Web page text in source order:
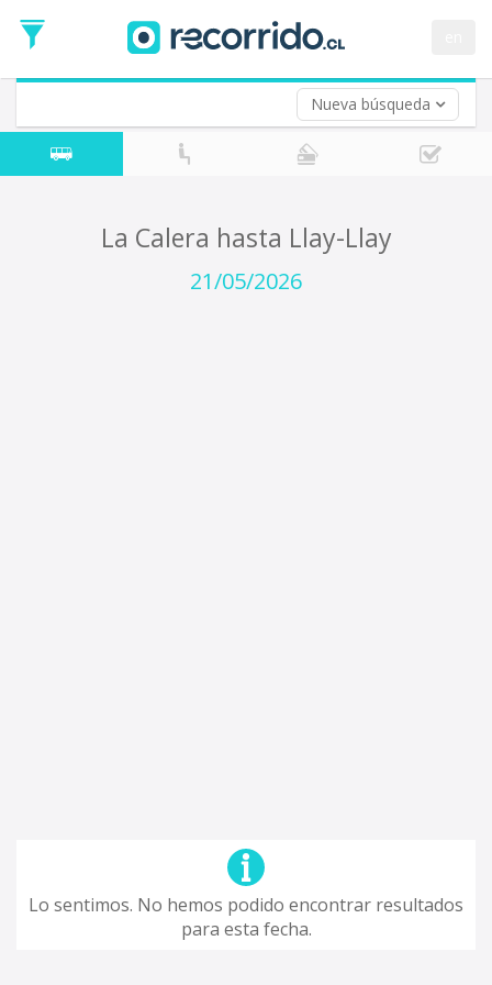
Nueva búsqueda
de
Ida
Vuelta (opcional)
Fecha
de
La Calera hasta Llay-Llay
21/05/2026
Lo sentimos. No hemos podido encontrar resultados
para esta fecha.